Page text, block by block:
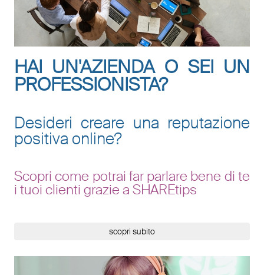
HAI UN'AZIENDA O SEI UN
PROFESSIONISTA?
Desideri creare una reputazione
positiva online?
Scopri come potrai far parlare bene di te
i tuoi clienti grazie a SHAREtips
scopri subito